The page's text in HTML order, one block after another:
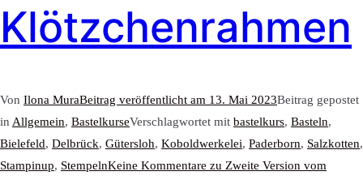
Klötzchenrahmen
Von Ilona MuraBeitrag veröffentlicht am 13. Mai 2023Beitrag gepostet
in Allgemein, BastelkurseVerschlagwortet mit bastelkurs, Basteln,
Bielefeld, Delbrück, Gütersloh, Koboldwerkelei, Paderborn, Salzkotten,
Stampinup, StempelnKeine Kommentare zu Zweite Version vom